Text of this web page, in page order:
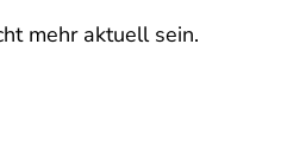
mehr aktuell sein.